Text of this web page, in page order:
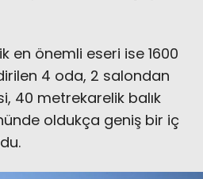
en önemli eseri ise 1600
4 oda, 2 salondan
40 metrekarelik balık
oldukça geniş bir iç